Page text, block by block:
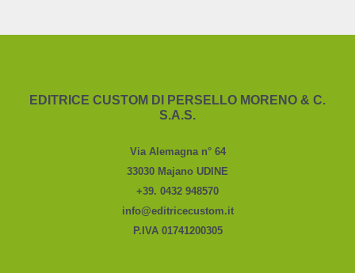
EDITRICE CUSTOM DI PERSELLO MORENO & C.
S.A.S.
Via Alemagna n° 64
33030 Majano UDINE
+39. 0432 948570
info@editricecustom.it
P.IVA 01741200305